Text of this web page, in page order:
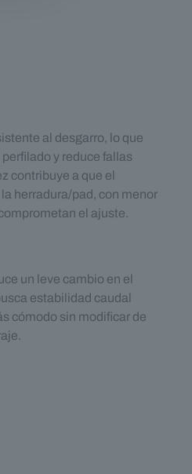
al desgarro, lo que
y reduce fallas
contribuye a que el
herradura/pad, con menor
el ajuste.
un leve cambio en el
estabilidad caudal
cómodo sin modificar de